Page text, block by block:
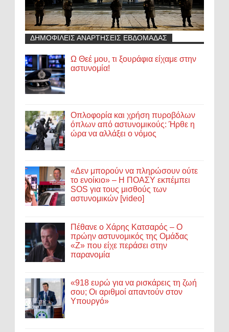
ΔΗΜΟΦΙΛΕΙΣ ΑΝΑΡΤΗΣΕΙΣ ΕΒΔΟΜΑΔΑΣ
Ω Θεέ μου, τι ξουράφια είχαμε στην
αστυνομία!
Οπλοφορία και χρήση πυροβόλων
όπλων από αστυνομικούς: Ήρθε η
ώρα να αλλάξει ο νόμος
«Δεν μπορούν να πληρώσουν ούτε
το ενοίκιο» – Η ΠΟΑΣΥ εκπέμπει
SOS για τους μισθούς των
αστυνομικών [video]
Πέθανε ο Χάρης Κατσαρός – Ο
πρώην αστυνομικός της Ομάδας
«Ζ» που είχε περάσει στην
παρανομία
«918 ευρώ για να ρισκάρεις τη ζωή
σου; Οι αριθμοί απαντούν στον
Υπουργό»